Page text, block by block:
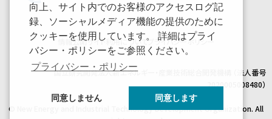
情報公開サイト利用についてプライバシーポリシー
国立研究開発法人新エネルギー・産業技術総合開発機構 （法人番号
2020005008480）
© New Energy and Industrial Technology Development Organization. All
向上、サイト内でのお客様のアクセスログ記
録、ソーシャルメディア機能の提供のために
クッキーを使用しています。 詳細はプライ
バシー・ポリシーをご参照ください。
プライバシー・ポリシー
同意しません 同意します